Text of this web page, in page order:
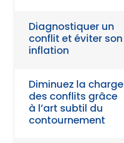
Diagnostiquer un
conflit et éviter son
inflation
Diminuez la charge
des conflits grâce
à l’art subtil du
contournement